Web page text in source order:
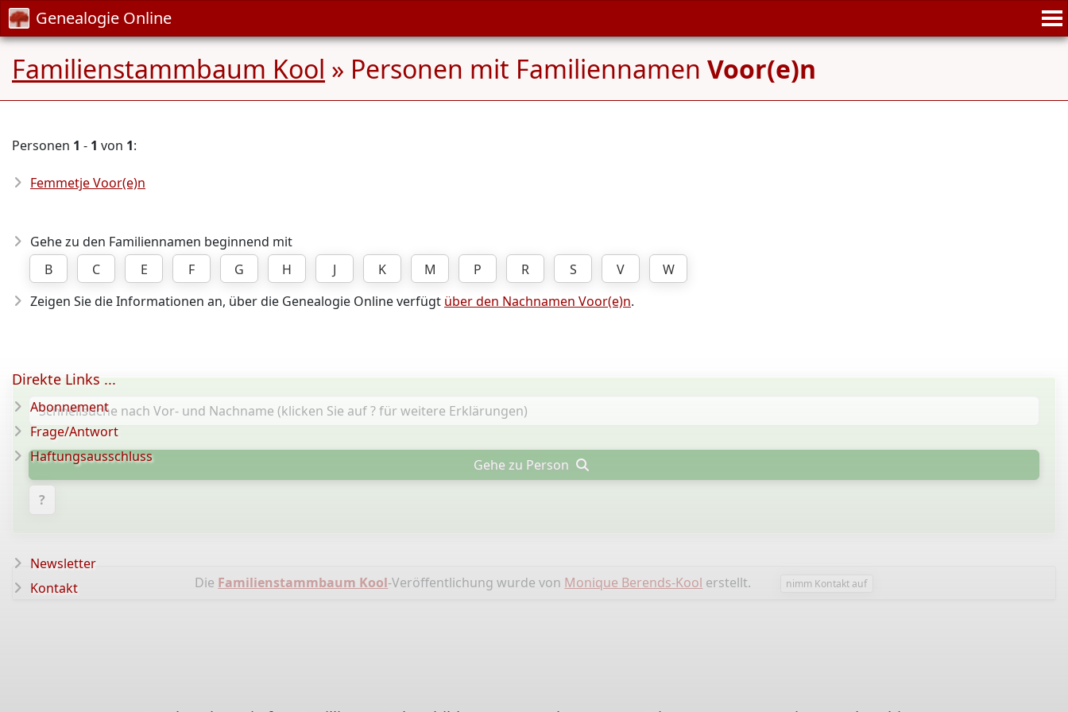
Genealogie Online
Familienstammbaum Kool » Personen mit Familiennamen Voor(e)n
Personen 1 - 1 von 1:
Femmetje Voor(e)n
Gehe zu den Familiennamen beginnend mit
B
C E F G H J K M P R S V
W
Zeigen Sie die Informationen an, über die Genealogie Online verfügt über den Nachnamen Voor(e)n.
Gehe zu Person
?
Die Familienstammbaum Kool-Veröffentlichung wurde von Monique Berends-Kool erstellt. nimm Kontakt auf
Direkte Links ...
Abonnement
Frage/Antwort
Haftungsausschluss
Newsletter
Kontakt